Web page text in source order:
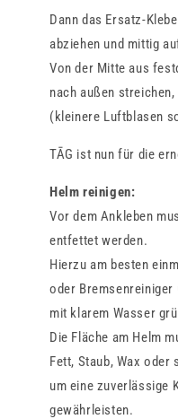
Dann das Ersatz-
abziehen und mittig
Von der Mitte aus
nach außen
(kleinere Luftblasen
TĀG ist nun für die
Helm reinigen:
Vor dem Ankleben
entfettet werden.
Hierzu am besten
oder Bremsenreiniger
mit klarem Wasser
Die Fläche am Helm
Fett, Staub, Wax oder
um eine zuverlässige
gewährleisten.